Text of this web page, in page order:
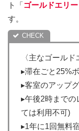
ト「 ゴールドエリー
す。
〈主なゴールド
▸滞在ごと25%
▸客室のアップ
▸午後2時までの
ては利用不可)
▸1年に1回無料